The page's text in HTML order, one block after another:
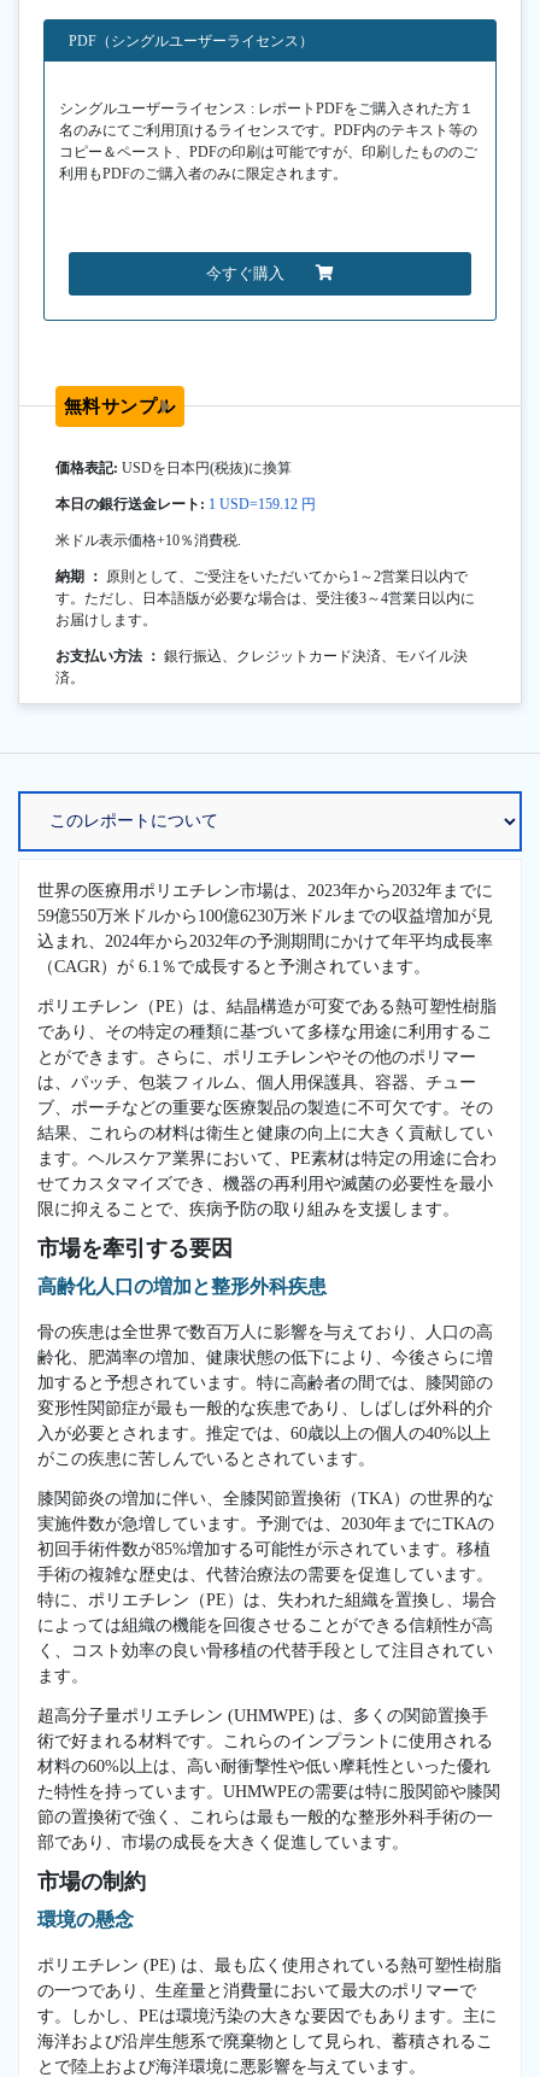
PDF（シングルユーザーライセンス）
シングルユーザーライセンス : レポートPDFをご購入された方１
名のみにてご利用頂けるライセンスです。PDF内のテキスト等の
コピー＆ペースト、PDFの印刷は可能ですが、印刷したもののご
利用もPDFのご購入者のみに限定されます。
今すぐ購入
無料サンプル
価格表記: USDを日本円(税抜)に換算
本日の銀行送金レート: 1 USD=159.12 円
米ドル表示価格+10％消費税.
納期 ： 原則として、ご受注をいただいてから1～2営業日以内で
す。ただし、日本語版が必要な場合は、受注後3～4営業日以内に
お届けします。
お支払い方法 ： 銀行振込、クレジットカード決済、モバイル決
済。
世界の医療用ポリエチレン市場は、2023年から2032年までに
59億550万米ドルから100億6230万米ドルまでの収益増加が見
込まれ、2024年から2032年の予測期間にかけて年平均成長率
（CAGR）が 6.1％で成長すると予測されています。
ポリエチレン（PE）は、結晶構造が可変である熱可塑性樹脂
であり、その特定の種類に基づいて多様な用途に利用するこ
とができます。さらに、ポリエチレンやその他のポリマー
は、パッチ、包装フィルム、個人用保護具、容器、チュー
ブ、ポーチなどの重要な医療製品の製造に不可欠です。その
結果、これらの材料は衛生と健康の向上に大きく貢献してい
ます。ヘルスケア業界において、PE素材は特定の用途に合わ
せてカスタマイズでき、機器の再利用や滅菌の必要性を最小
限に抑えることで、疾病予防の取り組みを支援します。
市場を牽引する要因
高齢化人口の増加と整形外科疾患
骨の疾患は全世界で数百万人に影響を与えており、人口の高
齢化、肥満率の増加、健康状態の低下により、今後さらに増
加すると予想されています。特に高齢者の間では、膝関節の
変形性関節症が最も一般的な疾患であり、しばしば外科的介
入が必要とされます。推定では、60歳以上の個人の40%以上
がこの疾患に苦しんでいるとされています。
膝関節炎の増加に伴い、全膝関節置換術（TKA）の世界的な
実施件数が急増しています。予測では、2030年までにTKAの
初回手術件数が85%増加する可能性が示されています。移植
手術の複雑な歴史は、代替治療法の需要を促進しています。
特に、ポリエチレン（PE）は、失われた組織を置換し、場合
によっては組織の機能を回復させることができる信頼性が高
く、コスト効率の良い骨移植の代替手段として注目されてい
ます。
超高分子量ポリエチレン (UHMWPE) は、多くの関節置換手
術で好まれる材料です。これらのインプラントに使用される
材料の60%以上は、高い耐衝撃性や低い摩耗性といった優れ
た特性を持っています。UHMWPEの需要は特に股関節や膝関
節の置換術で強く、これらは最も一般的な整形外科手術の一
部であり、市場の成長を大きく促進しています。
市場の制約
環境の懸念
ポリエチレン (PE) は、最も広く使用されている熱可塑性樹脂
の一つであり、生産量と消費量において最大のポリマーで
す。しかし、PEは環境汚染の大きな要因でもあります。主に
海洋および沿岸生態系で廃棄物として見られ、蓄積されるこ
とで陸上および海洋環境に悪影響を与えています。